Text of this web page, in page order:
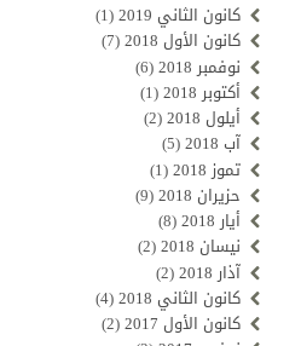
كانون الثاني 2019
(1)
كانون الأول 2018
(7)
نوفمبر 2018
(6)
أكتوبر 2018
(1)
أيلول 2018
(2)
آب 2018
(5)
تموز 2018
(1)
حزيران 2018
(9)
أيار 2018
(8)
نيسان 2018
(2)
آذار 2018
(2)
كانون الثاني 2018
(4)
كانون الأول 2017
(2)